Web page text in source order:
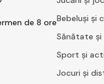
de 8 oreBebeluși și
Sănătate
Sport și
Jocuri și